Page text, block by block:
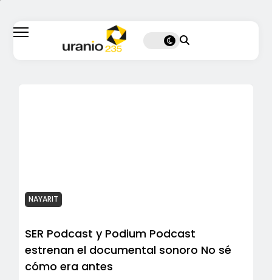
NAYARIT
SER Podcast y Podium Podcast
estrenan el documental sonoro No sé
cómo era antes